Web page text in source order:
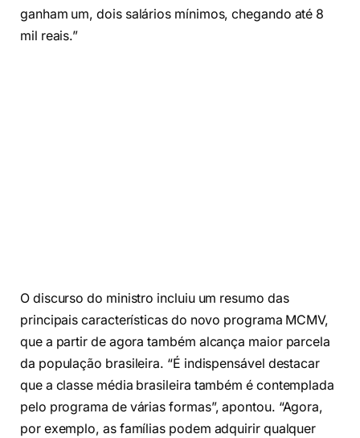
ganham um, dois salários mínimos, chegando até 8
mil reais.”
O discurso do ministro incluiu um resumo das
principais características do novo programa MCMV,
que a partir de agora também alcança maior parcela
da população brasileira. “É indispensável destacar
que a classe média brasileira também é contemplada
pelo programa de várias formas”, apontou. “Agora,
por exemplo, as famílias podem adquirir qualquer